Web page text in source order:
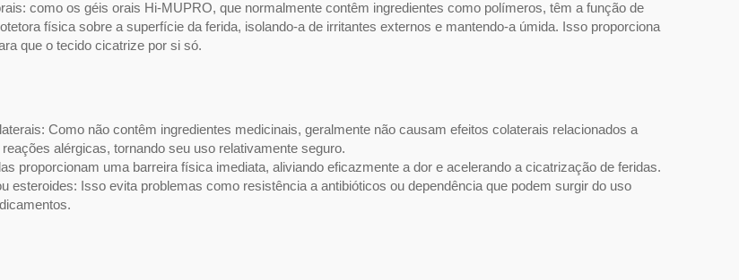
como os géis orais Hi-MUPRO, que normalmente contêm ingredientes como polímeros, têm a função de
física sobre a superfície da ferida, isolando-a de irritantes externos e mantendo-a úmida. Isso proporciona
que o tecido cicatrize por si só.
Como não contêm ingredientes medicinais, geralmente não causam efeitos colaterais relacionados a
alérgicas, tornando seu uso relativamente seguro.
proporcionam uma barreira física imediata, aliviando eficazmente a dor e acelerando a cicatrização de feridas.
esteroides: Isso evita problemas como resistência a antibióticos ou dependência que podem surgir do uso